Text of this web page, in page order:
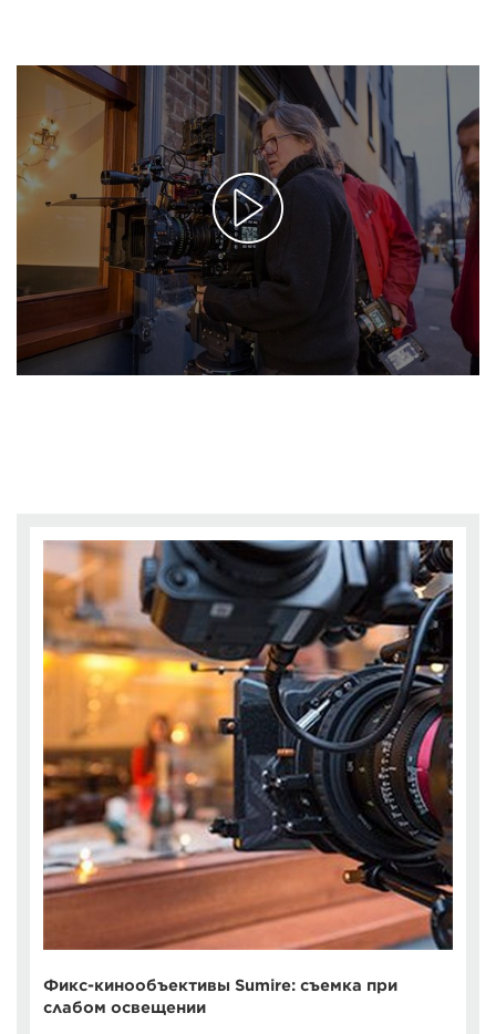
Фикс-кинообъективы Sumire: съемка при
слабом освещении